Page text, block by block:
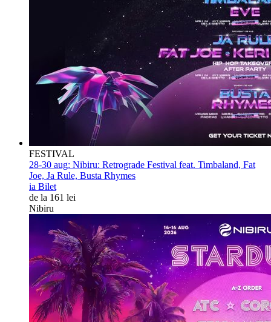
FESTIVAL
28-30 aug: Nibiru: Retrograde Festival feat. Timbaland, Fat
Joe, Ja Rule, Busta Rhymes
ia Bilet
de la 161 lei
Nibiru